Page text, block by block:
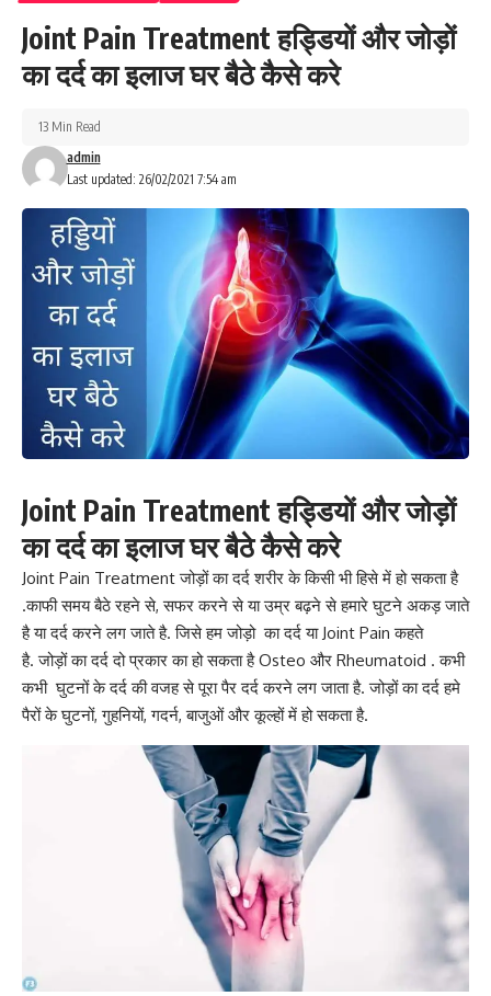
Joint Pain Treatment हड्डियों और जोड़ों
का दर्द का इलाज घर बैठे कैसे करे
Last updated: 26/02/2021 7:54 am
admin
13 Min Read
Joint Pain Treatmentहड्डियों और जोड़ों
का दर्द का इलाज घर बैठे कैसे करे
Joint Pain Treatment जोड़ों का दर्द शरीर के किसी भी हिसे में हो सकता है
.काफी समय बैठे रहने से, सफर करने से या उम्र बढ़ने से हमारे घुटने अकड़ जाते
है या दर्द करने लग जाते है. जिसे हम जोड़ो का दर्द या Joint Pain कहते
है. जोड़ों का दर्द दो प्रकार का हो सकता है Osteo और Rheumatoid . कभी
कभी घुटनों के दर्द की वजह से पूरा पैर दर्द करने लग जाता है. जोड़ों का दर्द हमे
पैरों के घुटनों, गुहनियों, गदर्न, बाजुओं और कूल्‍हों में हो सकता है.